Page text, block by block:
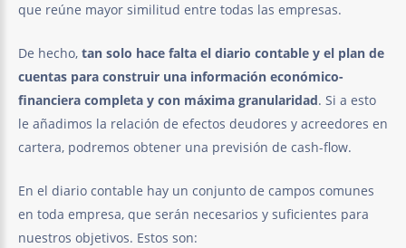
que reúne mayor similitud entre todas las empresas.
De hecho, tan solo hace falta el diario contable y el plan de
cuentas para construir una información económico-
financiera completa y con máxima granularidad. Si a esto
le añadimos la relación de efectos deudores y acreedores en
cartera, podremos obtener una previsión de cash-flow.
En el diario contable hay un conjunto de campos comunes
en toda empresa, que serán necesarios y suficientes para
nuestros objetivos. Estos son: